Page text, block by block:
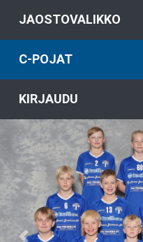
JAOSTOVALIKKO
C-POJAT
KIRJAUDU